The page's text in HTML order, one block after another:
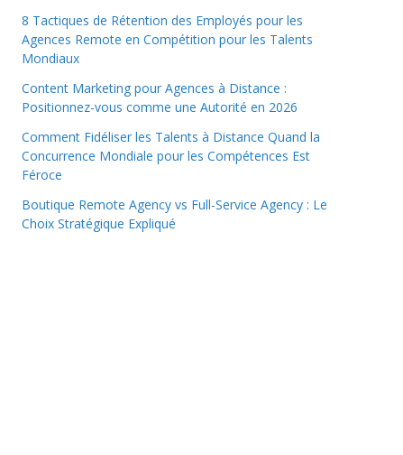
8 Tactiques de Rétention des Employés pour les
Agences Remote en Compétition pour les Talents
Mondiaux
Content Marketing pour Agences à Distance :
Positionnez-vous comme une Autorité en 2026
Comment Fidéliser les Talents à Distance Quand la
Concurrence Mondiale pour les Compétences Est
Féroce
Boutique Remote Agency vs Full-Service Agency : Le
Choix Stratégique Expliqué